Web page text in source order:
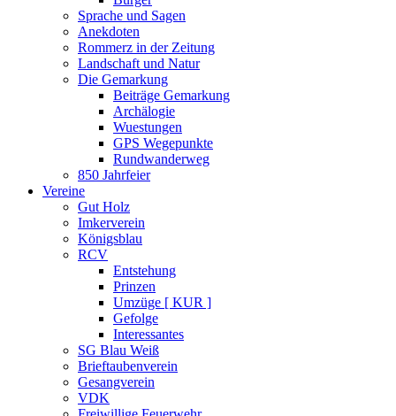
Sprache und Sagen
Anekdoten
Rommerz in der Zeitung
Landschaft und Natur
Die Gemarkung
Beiträge Gemarkung
Archälogie
Wuestungen
GPS Wegepunkte
Rundwanderweg
850 Jahrfeier
Vereine
Gut Holz
Imkerverein
Königsblau
RCV
Entstehung
Prinzen
Umzüge [ KUR ]
Gefolge
Interessantes
SG Blau Weiß
Brieftaubenverein
Gesangverein
VDK